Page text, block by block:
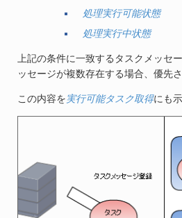
処理実行可能状態
処理実行中状態
上記の条件に一致するタスクメッセ
ッセージが複数存在する場合、優先
この内容を実行可能タスク取得にも